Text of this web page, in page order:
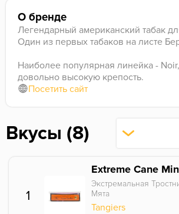
О бренде
Легендарный американский табак
Один из первых табаков на листе
Наиболее популярная линейка -
довольно высокую крепость.
Посетить сайт
Вкусы (8)
1
Extreme Cane
Экстремальная
Мята
Tangiers